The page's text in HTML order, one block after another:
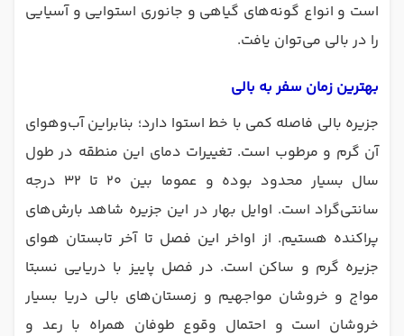
است و انواع گونه‌های گیاهی و جانوری استوایی و آسیایی
را در بالی می‌توان یافت.
بهترین زمان سفر به بالی
جزیره بالی فاصله کمی با خط استوا دارد؛ بنابراین آب‌وهوای
آن گرم و مرطوب است. تغییرات دمای این منطقه در طول
سال بسیار محدود بوده و عموما بین ۲۰ تا ۳۲ درجه
سانتی‌گراد است. اوایل بهار در این جزیره شاهد بارش‌های
پراکنده هستیم. از اواخر این فصل تا آخر تابستان هوای
جزیره گرم و ساکن است. در فصل پاییز با دریایی نسبتا
مواج و خروشان مواجهیم و زمستان‌های بالی دریا بسیار
خروشان است و احتمال وقوع طوفان همراه با رعد و